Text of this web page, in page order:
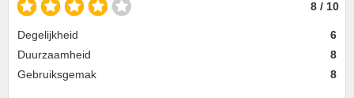
8 / 10
Degelijkheid
6
Duurzaamheid
8
Gebruiksgemak
8